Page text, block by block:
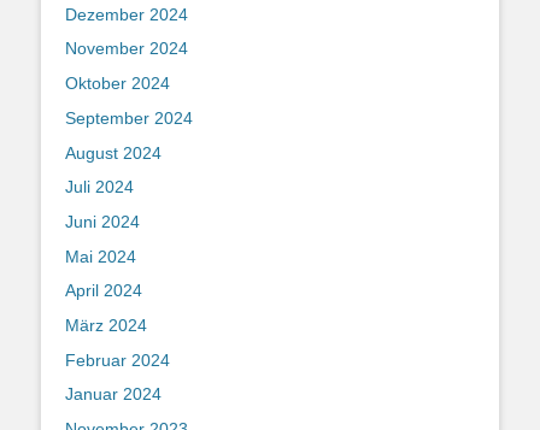
Dezember 2024
November 2024
Oktober 2024
September 2024
August 2024
Juli 2024
Juni 2024
Mai 2024
April 2024
März 2024
Februar 2024
Januar 2024